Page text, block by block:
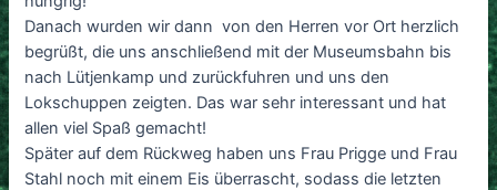
Danach wurden wir dann von den Herren vor Ort herzlich
begrüßt, die uns anschließend mit der Museumsbahn bis
nach Lütjenkamp und zurückfuhren und uns den
Lokschuppen zeigten. Das war sehr interessant und hat
allen viel Spaß gemacht!
Später auf dem Rückweg haben uns Frau Prigge und Frau
Stahl noch mit einem Eis überrascht, sodass die letzten